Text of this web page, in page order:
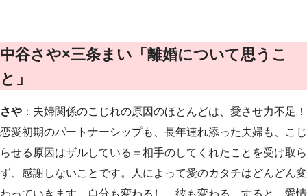
中谷さや×三条まい「離婚について思うこ
と」
さや ：夫婦関係のこじれの原因のほとんどは、愛させ力不足！
恋愛初期のパートナーシップも、長年連れ添った夫婦も、こじ
らせる原因はザルしている＝相手のしてくれたことを受け取ら
ず、感謝しないことです。人によって愛のカタチはどんどん変
わっていきます。自分も変わるし、彼も変わる。すると、愛情